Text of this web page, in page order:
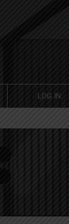
LOG IN